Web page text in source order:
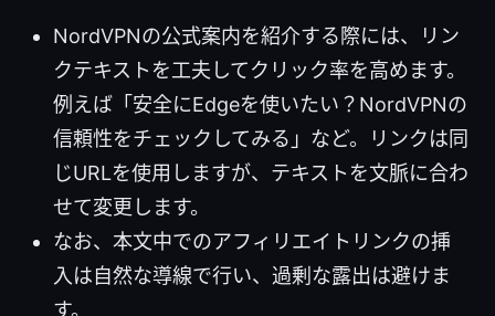
NordVPNの公式案内を紹介する際には、リン
クテキストを工夫してクリック率を高めます。
例えば「安全にEdgeを使いたい？NordVPNの
信頼性をチェックしてみる」など。リンクは同
じURLを使用しますが、テキストを文脈に合わ
せて変更します。
なお、本文中でのアフィリエイトリンクの挿
入は自然な導線で行い、過剰な露出は避けま
す。